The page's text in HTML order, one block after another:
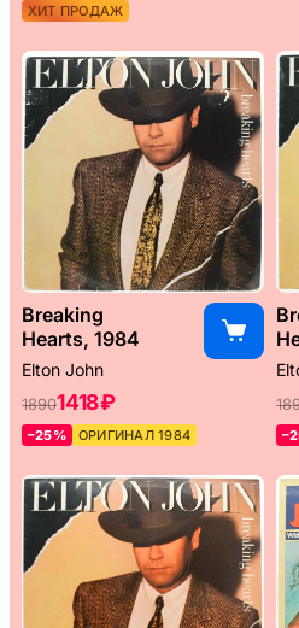
ХИТ ПРОДАЖ
Breaking
Hearts, 1984
Elton John
18901418 ₽
–25% ОРИГИНАЛ 1984